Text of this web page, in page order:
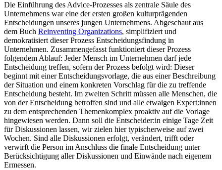
Die Einführung des Advice-Prozesses als zentrale Säule des
Unternehmens war eine der ersten großen kulturprägenden
Entscheidungen unseres jungen Unternehmens. Abgeschaut aus
dem Buch Reinventing Organizations, simplifiziert und
demokratisiert dieser Prozess Entscheidungsfindung in
Unternehmen. Zusammengefasst funktioniert dieser Prozess
folgendem Ablauf: Jeder Mensch im Unternehmen darf jede
Entscheidung treffen, sofern der Prozess befolgt wird: Dieser
beginnt mit einer Entscheidungsvorlage, die aus einer Beschreibung
der Situation und einem konkreten Vorschlag für die zu treffende
Entscheidung besteht. Im zweiten Schritt müssen alle Menschen, die
von der Entscheidung betroffen sind und alle etwaigen Expert:innen
zu dem entsprechenden Themenkomplex proaktiv auf die Vorlage
hingewiesen werden. Dann soll die Entscheider:in einige Tage Zeit
für Diskussionen lassen, wir zielen hier typischerweise auf zwei
Wochen. Sind alle Diskussionen erfolgt, verändert, trifft oder
verwirft die Person im Anschluss die finale Entscheidung unter
Berücksichtigung aller Diskussionen und Einwände nach eigenem
Ermessen.